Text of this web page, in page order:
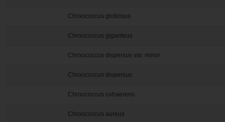
Chroococcus globosus
Chroococcus giganteus
Chroococcus dispersus var. minor
Chroococcus dispersus
Chroococcus cohaerens
Chroococcus aureus